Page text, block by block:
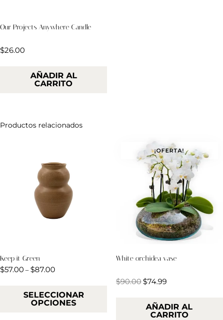
Our Projects Anywhere Candle
Valorado
en
$26.00
AÑADIR AL
CARRITO
Productos relacionados
Keep it Green
$57.00 – $87.00
SELECCIONAR
OPCIONES
¡OFERTA!
White orchidea vase
Valorado
en
$90.00$74.99
AÑADIR AL
CARRITO